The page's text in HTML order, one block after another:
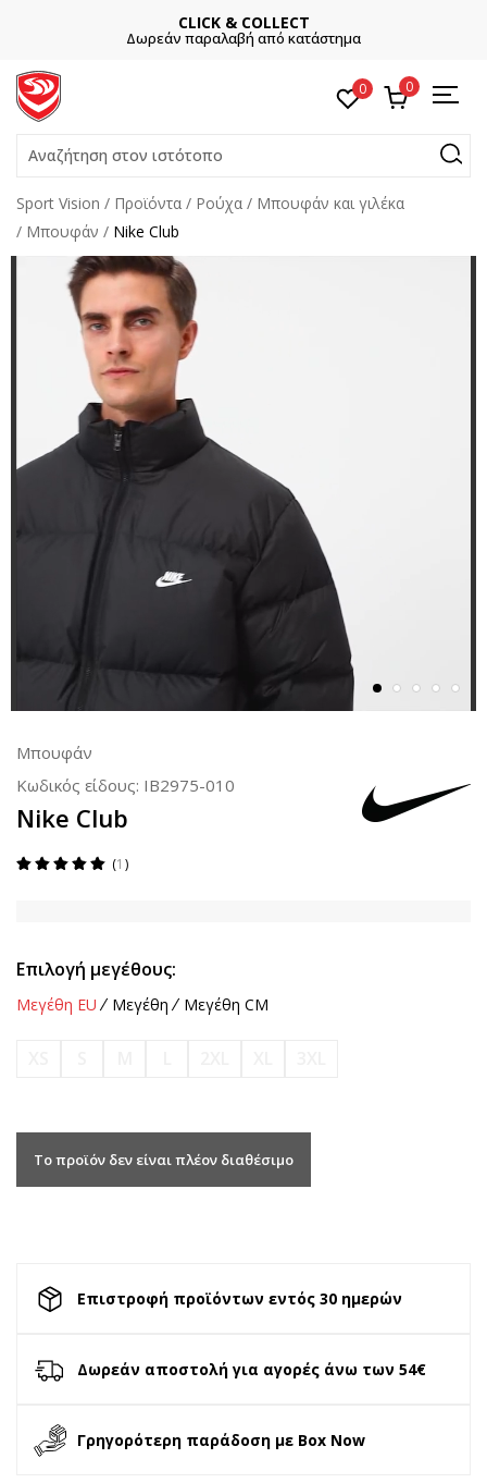
Και κερδίστε -10% με την πρώτη
0 0
Αναζήτηση στον ιστότοπο
Sport Vision Προϊόντα Ρούχα
Μπουφάν και γιλέκα
Μπουφάν
Nike Club
Μπουφάν
Κωδικός είδους: IB2975-010
Nike Club
1
Επιλογή μεγέθους:
Μεγέθη EU Μεγέθη Μεγέθη CM
Το προϊόν δεν είναι πλέον διαθέσιμο
Επιστροφή προϊόντων εντός 30 ημερών
Δωρεάν αποστολή για αγορές άνω των 54€
Γρηγορότερη παράδοση με Box Now